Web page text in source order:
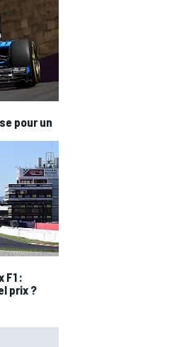
pour un
F1 :
prix ?